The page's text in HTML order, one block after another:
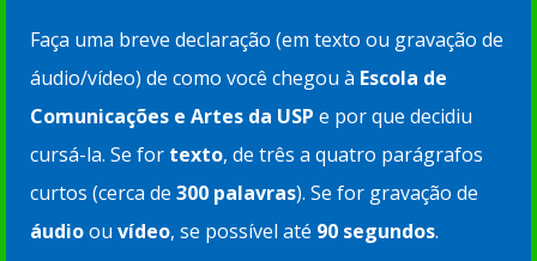
Faça uma breve declaração (em texto ou gravação de
áudio/vídeo) de como você chegou à Escola de
Comunicações e Artes da USP e por que decidiu
cursá-la. Se for texto, de três a quatro parágrafos
curtos (cerca de 300 palavras). Se for gravação de
áudioou vídeo, se possível até 90 segundos.